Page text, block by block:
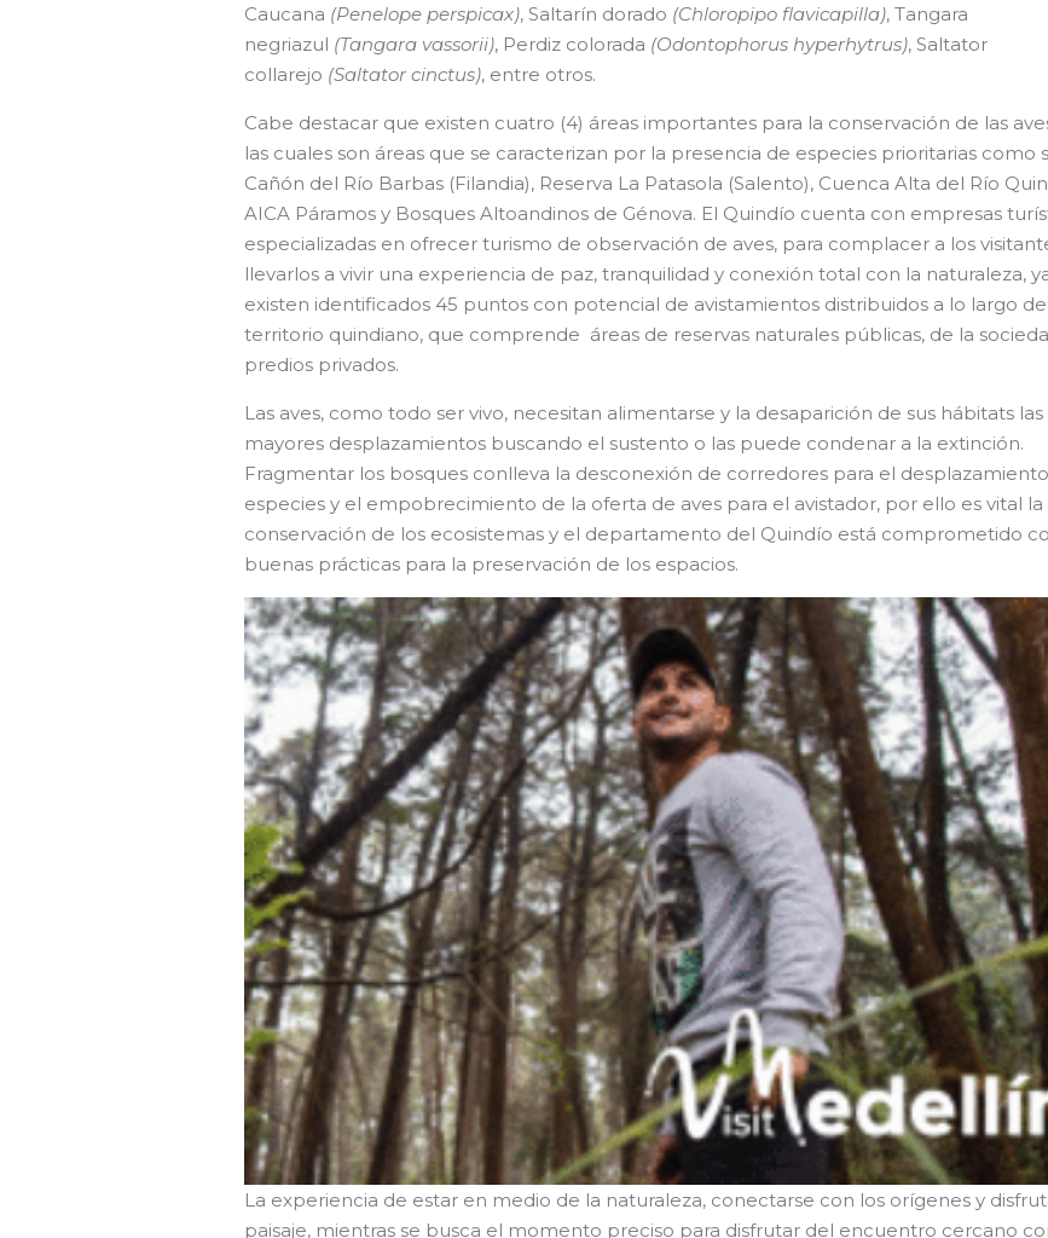
Caucana (Penelope perspicax), Saltarín dorado (Chloropipo flavicapilla), Tangara
negriazul (Tangara vassorii), Perdiz colorada (Odontophorus hyperhytrus), Saltator
collarejo (Saltator cinctus), entre otros.
Cabe destacar que existen cuatro (4) áreas importantes para la conservación de las
las cuales son áreas que se caracterizan por la presencia de especies prioritarias como
Cañón del Río Barbas (Filandia), Reserva La Patasola (Salento), Cuenca Alta del Río
AICA Páramos y Bosques Altoandinos de Génova. El Quindío cuenta con empresas
especializadas en ofrecer turismo de observación de aves, para complacer a los
llevarlos a vivir una experiencia de paz, tranquilidad y conexión total con la naturaleza,
existen identificados 45 puntos con potencial de avistamientos distribuidos a lo largo
territorio quindiano, que comprende áreas de reservas naturales públicas, de la
predios privados.
Las aves, como todo ser vivo, necesitan alimentarse y la desaparición de sus hábitats
mayores desplazamientos buscando el sustento o las puede condenar a la extinción.
Fragmentar los bosques conlleva la desconexión de corredores para el
especies y el empobrecimiento de la oferta de aves para el avistador, por ello es vital la
conservación de los ecosistemas y el departamento del Quindío está comprometido
buenas prácticas para la preservación de los espacios.
La experiencia de estar en medio de la naturaleza, conectarse con los orígenes y
paisaje, mientras se busca el momento preciso para disfrutar del encuentro cercano